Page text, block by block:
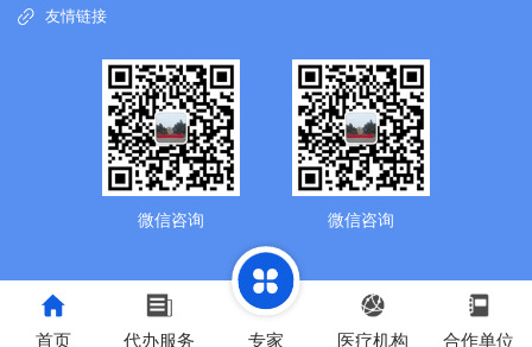
友情链接
微信咨询 微信咨询
首页 代办服务 专家 医疗机构 合作单位